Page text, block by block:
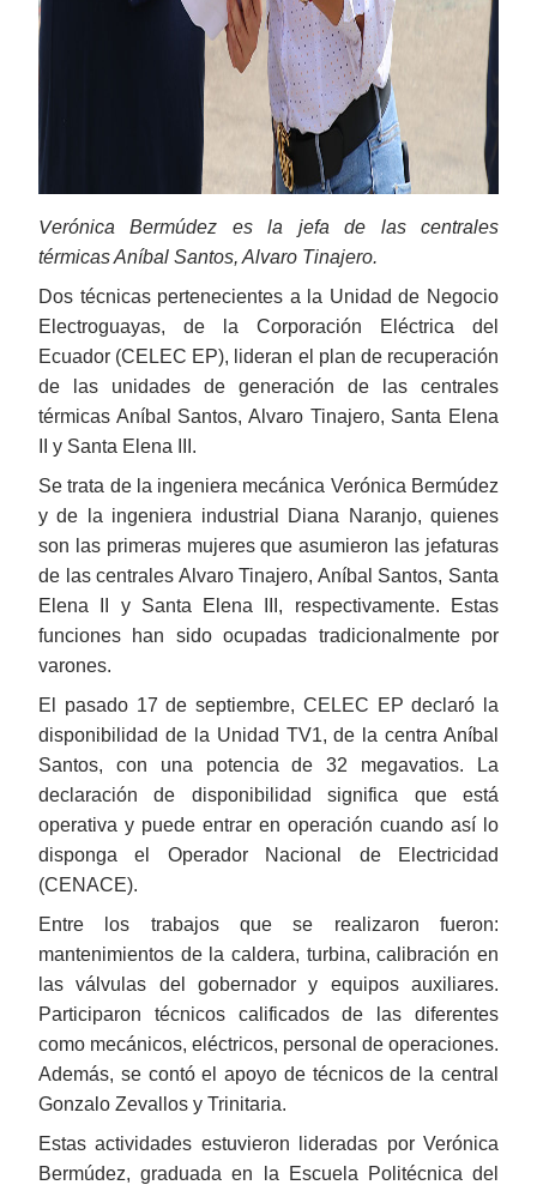
Verónica Bermúdez es la jefa de las centrales
térmicas Aníbal Santos, Alvaro Tinajero.
Dos técnicas pertenecientes a la Unidad de Negocio
Electroguayas, de la Corporación Eléctrica del
Ecuador (CELEC EP), lideran el plan de recuperación
de las unidades de generación de las centrales
térmicas Aníbal Santos, Alvaro Tinajero, Santa Elena
II y Santa Elena III.
Se trata de la ingeniera mecánica Verónica Bermúdez
y de la ingeniera industrial Diana Naranjo, quienes
son las primeras mujeres que asumieron las jefaturas
de las centrales Alvaro Tinajero, Aníbal Santos, Santa
Elena II y Santa Elena III, respectivamente. Estas
funciones han sido ocupadas tradicionalmente por
varones.
El pasado 17 de septiembre, CELEC EP declaró la
disponibilidad de la Unidad TV1, de la centra Aníbal
Santos, con una potencia de 32 megavatios. La
declaración de disponibilidad significa que está
operativa y puede entrar en operación cuando así lo
disponga el Operador Nacional de Electricidad
(CENACE).
Entre los trabajos que se realizaron fueron:
mantenimientos de la caldera, turbina, calibración en
las válvulas del gobernador y equipos auxiliares.
Participaron técnicos calificados de las diferentes
como mecánicos, eléctricos, personal de operaciones.
Además, se contó el apoyo de técnicos de la central
Gonzalo Zevallos y Trinitaria.
Estas actividades estuvieron lideradas por Verónica
Bermúdez, graduada en la Escuela Politécnica del